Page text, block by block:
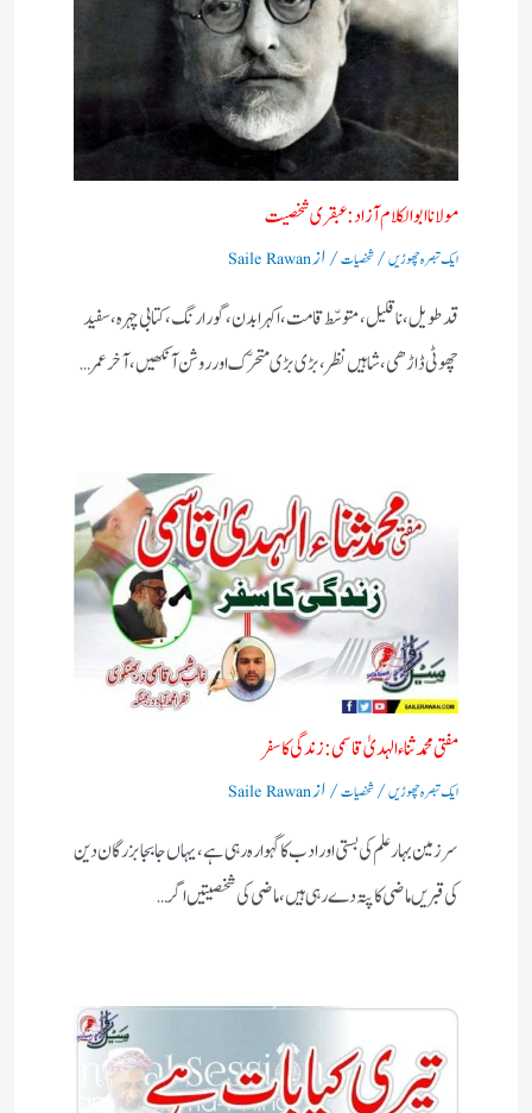
مولانا ابوالکلام آزاد:عبقری شخصیت
ایک تبصرہ چھوڑیں/شخصیات/ ازSaile Rawan
قد طویل، نا قلیل، متوسّط قامت، اکہرا بدن، گورا رنگ، کتابی چہرہ، سفید
چھوٹی ڈاڑھی، شاہیں نظر، بڑی بڑی متحرّک اور روشن آنکھیں، آخر عمر…
مفتی محمد ثناء الہدیٰ قاسمی: زندگی کا سفر
ایک تبصرہ چھوڑیں/شخصیات/ ازSaile Rawan
سرزمین بہارعلم کی بستی اورادب کا گہوارہ رہی ہے، یہاں جابجا بزرگان دین
کی قبریں ماضی کا پتہ دے رہی ہیں، ماضی کی شخصیتیں اگر…